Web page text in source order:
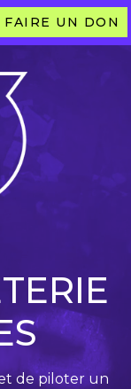
UN DON
de piloter un